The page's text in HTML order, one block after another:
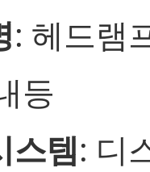
: 헤드램
등
스템: 디